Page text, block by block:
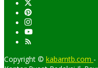
Copyright © kabarntb.com -